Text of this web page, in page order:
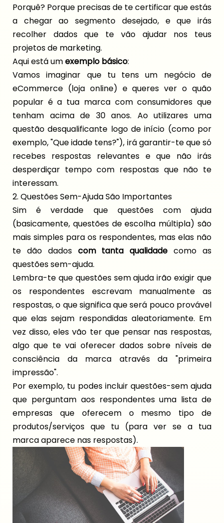
Porquê? Porque precisas de te certificar que estás
a chegar ao segmento desejado, e que irás
recolher dados que te vão ajudar nos teus
projetos de marketing.
Aqui está umexemplo básico:
Vamos imaginar que tu tens um negócio de
eCommerce (loja online) e queres ver o quão
popular é a tua marca com consumidores que
tenham acima de 30 anos. Ao utilizares uma
questão desqualificante logo de início (como por
exemplo, "Que idade tens?"), irá garantir-te que só
recebes respostas relevantes e que não irás
desperdiçar tempo com respostas que não te
interessam.
2. Questões Sem-Ajuda São Importantes
Sim é verdade que questões com ajuda
(basicamente, questões de escolha múltipla) são
mais simples para os respondentes, mas elas não
te dão dados com tanta qualidade como as
questões sem-ajuda.
Lembra-te que questões sem ajuda irão exigir que
os respondentes escrevam manualmente as
respostas, o que significa que será pouco provável
que elas sejam respondidas aleatoriamente. Em
vez disso, eles vão ter que pensar nas respostas,
algo que te vai oferecer dados sobre níveis de
consciência da marca através da "primeira
impressão".
Por exemplo, tu podes incluir questões-sem ajuda
que perguntam aos respondentes uma lista de
empresas que oferecem o mesmo tipo de
produtos/serviços que tu (para ver se a tua
marca aparece nas respostas).